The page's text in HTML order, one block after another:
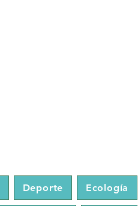
Deporte Ecología